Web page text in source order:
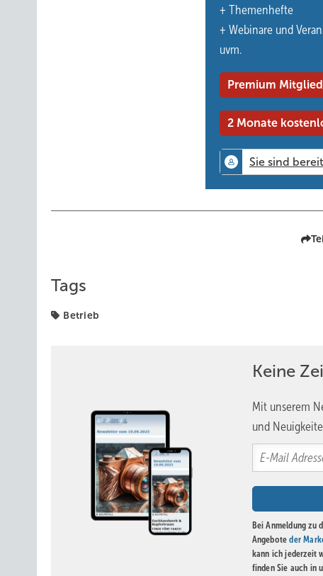
Didaktik mit echten Fallbeispielen sowie der Einsatz von
staatlich anerkannt und finden an der
und die KfW unterstützt, die eine Kostenübernahme von
kostenlosen BAföG-Service an, der bei allen Anträgen
Unterstützung, starker Praxisnähe und einem erfahrenen
Mike Kortboyer, Tel.: (01 57) 34 62 36 61
+ Themenhefte
+ Webinare und
uvm.
Premium
2 Monate
Tags
Betrieb
Keine
Mit unserem
und
Bei Anmeldung zu
Angeboteder
kann ich jederzeit
finden Sie auch in